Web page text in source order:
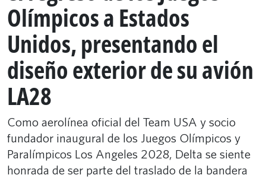
Olímpicos a Estados
Unidos, presentando el
diseño exterior de su avión
LA28
Como aerolínea oficial del Team USA y socio
fundador inaugural de los Juegos Olímpicos y
Paralímpicos Los Angeles 2028, Delta se siente
honrada de ser parte del traslado de la bandera